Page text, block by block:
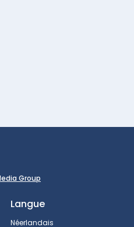
Group
Langue
Néerlandais